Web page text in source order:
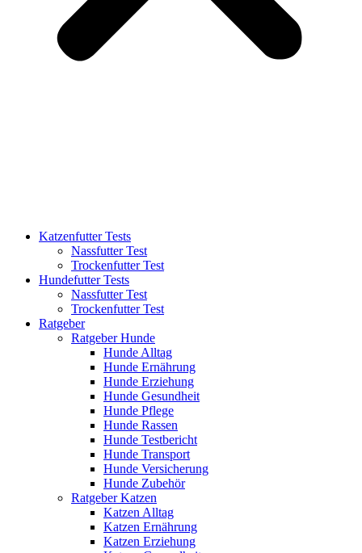
Katzenfutter Tests
Nassfutter Test
Trockenfutter Test
Hundefutter Tests
Nassfutter Test
Trockenfutter Test
Ratgeber
Ratgeber Hunde
Hunde Alltag
Hunde Ernährung
Hunde Erziehung
Hunde Gesundheit
Hunde Pflege
Hunde Rassen
Hunde Testbericht
Hunde Transport
Hunde Versicherung
Hunde Zubehör
Ratgeber Katzen
Katzen Alltag
Katzen Ernährung
Katzen Erziehung